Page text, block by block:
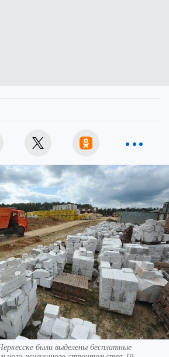
были выделены бесплатные